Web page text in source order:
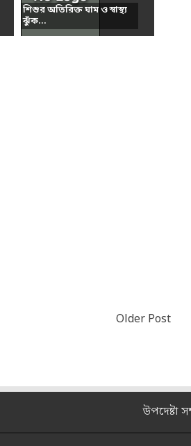
শিশুর অতিরিক্ত ঘাম ও স্বাস্থ্য
ঝুঁক...
Older Post
উপদেষ্টা